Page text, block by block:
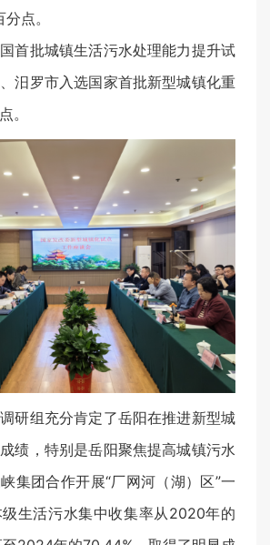
点。
批城镇生活污水处理能力提升试
汨罗市入选国家首批新型城镇化重
。
组充分肯定了岳阳在推进新型城
绩，特别是岳阳聚焦提高城镇污水
集团合作开展“厂网河（湖）区”一
生活污水集中收集率从2020年的